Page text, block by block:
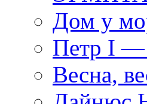
Дом у
Петр I —
Весна,